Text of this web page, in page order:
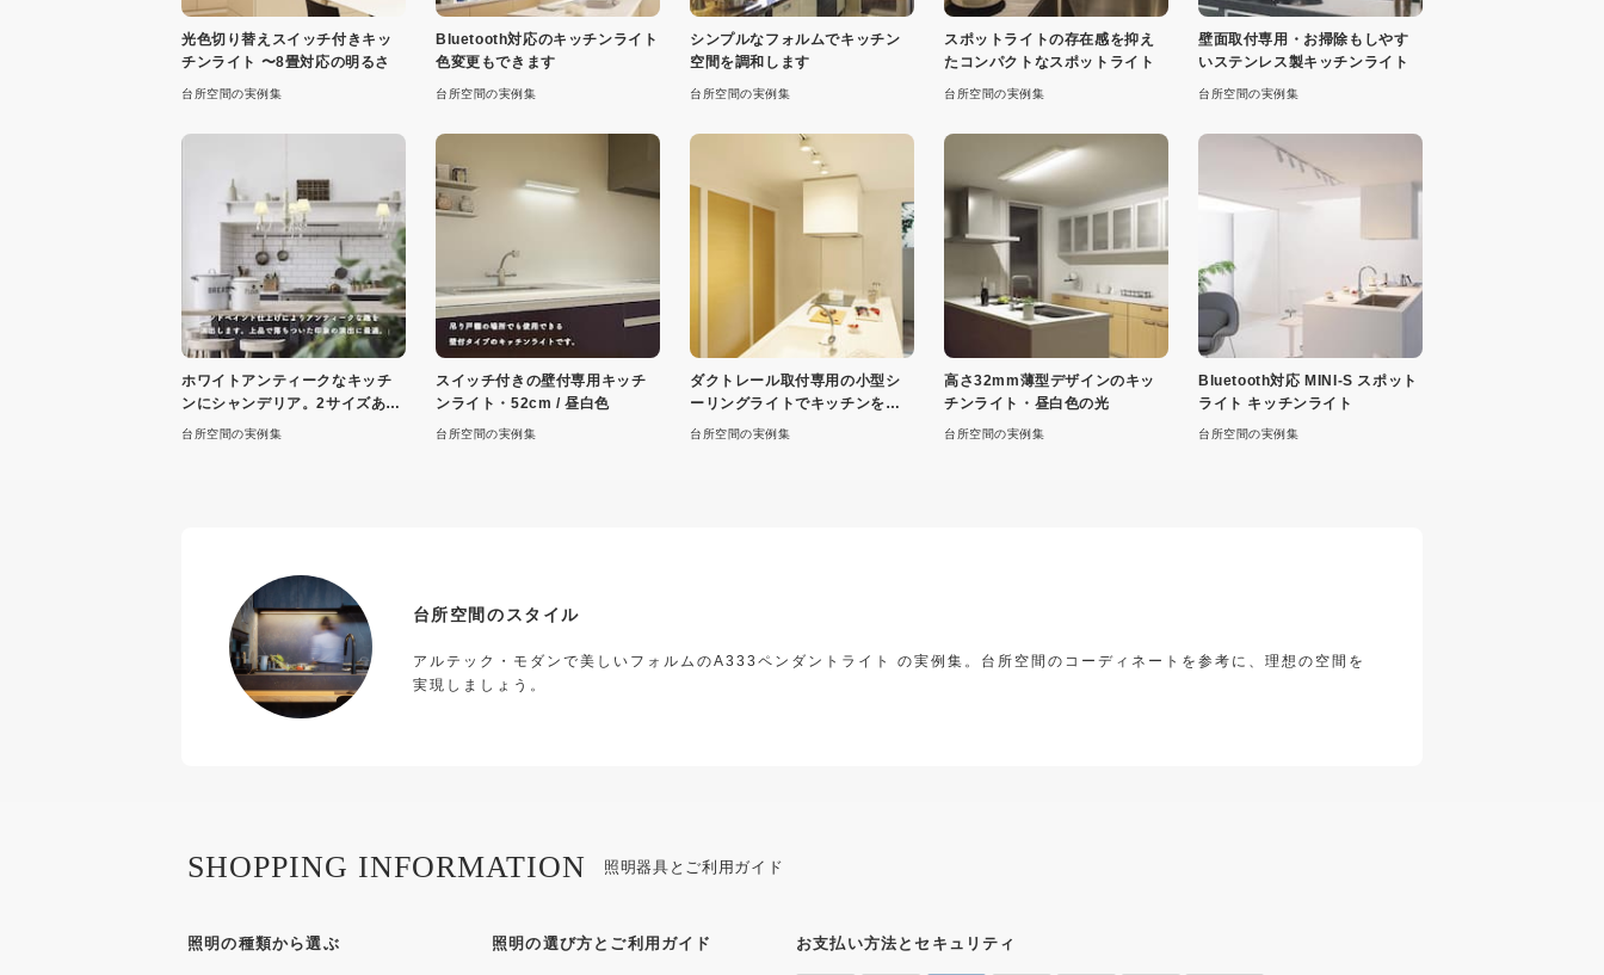
光色切り替えスイッチ付きキッ
チンライト 〜8畳対応の明るさ
台所空間の実例集
Bluetooth対応のキッチンライト
色変更もできます
台所空間の実例集
シンプルなフォルムでキッチン
空間を調和します
台所空間の実例集
スポットライトの存在感を抑え
たコンパクトなスポットライト
台所空間の実例集
壁面取付専用・お掃除もしやす
いステンレス製キッチンライト
台所空間の実例集
ホワイトアンティークなキッチ
ンにシャンデリア。2サイズあり
ます
台所空間の実例集
スイッチ付きの壁付専用キッチ
ンライト・52cm / 昼白色
台所空間の実例集
ダクトレール取付専用の小型シ
ーリングライトでキッチンを明
るく
台所空間の実例集
高さ32mm薄型デザインのキッ
チンライト・昼白色の光
台所空間の実例集
Bluetooth対応 MINI-S スポット
ライト キッチンライト
台所空間の実例集
台所空間のスタイル
アルテック・モダンで美しいフォルムのA333ペンダントライト の実例集。台所空間のコーディネートを参考に、理想の空間を
実現しましょう。
照明器具とご利用ガイド
SHOPPING INFORMATION
照明の種類から選ぶ 照明の選び方とご利用ガイド お支払い方法とセキュリティ